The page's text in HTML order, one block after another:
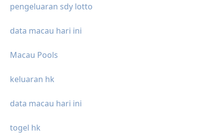
pengeluaran sdy lotto
data macau hari ini
Macau Pools
keluaran hk
data macau hari ini
togel hk